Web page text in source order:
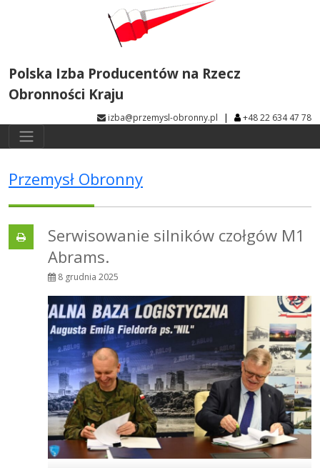
Polska Izba Producentów na Rzecz
Obronności Kraju
izba@przemysl-obronny.pl | +48 22 634 47 78
Przemysł Obronny
Serwisowanie silników czołgów M1
Abrams.
8 grudnia 2025